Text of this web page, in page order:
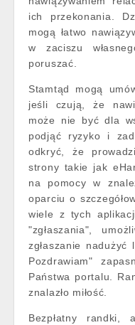
ich przekonania.
mogą łatwo
w zaciszu
poruszać.
Stamtąd mogą
jeśli czują, że
może nie być dla
podjąć ryzyko i
odkryć, że
strony takie jak
na pomocy w
oparciu o
wiele z tych
"zgłaszania",
zgłaszanie nadużyć
Pozdrawiam"
Państwa portalu.
znalazło miłość.
Bezpłatny